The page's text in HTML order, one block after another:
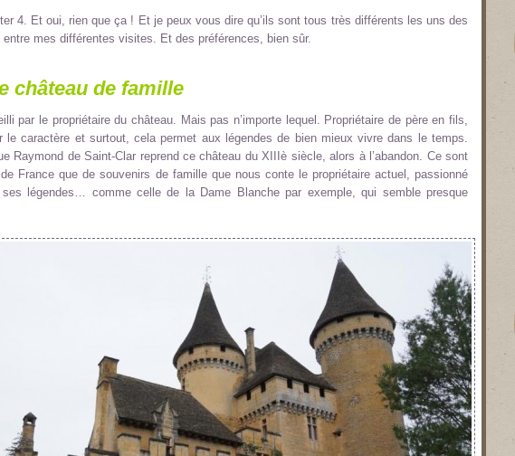
4. Et oui, rien que ça ! Et je peux vous dire qu’ils sont tous très différents les uns des
mes différentes visites. Et des préférences, bien sûr.
château de famille
par le propriétaire du château. Mais pas n’importe lequel. Propriétaire de père en fils,
le caractère et surtout, cela permet aux légendes de bien mieux vivre dans le temps.
Raymond de Saint-Clar reprend ce château du XIIIè siècle, alors à l’abandon. Ce sont
France que de souvenirs de famille que nous conte le propriétaire actuel, passionné
légendes… comme celle de la Dame Blanche par exemple, qui semble presque